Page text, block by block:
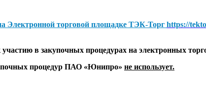
Электронной торговой площадке ТЭК-Торг https://
в закупочных процедурах на электронных
процедур ПАО «Юнипро» не использует.